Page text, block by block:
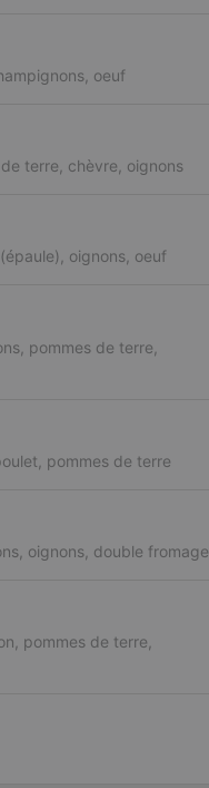
oeuf
terre, chèvre, oignons
oignons, oeuf
pommes de terre,
pommes de terre
oignons, double fromage
pommes de terre,